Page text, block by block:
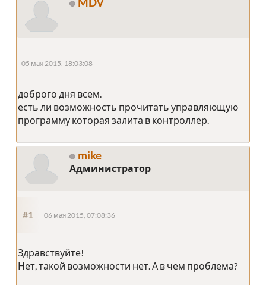
05 мая 2015, 18:03:08
доброго дня всем.
есть ли возможность прочитать управляющую
программу которая залита в контроллер.
mike
Администратор
#1 06 мая 2015, 07:08:36
Здравствуйте!
Нет, такой возможности нет. А в чем проблема?